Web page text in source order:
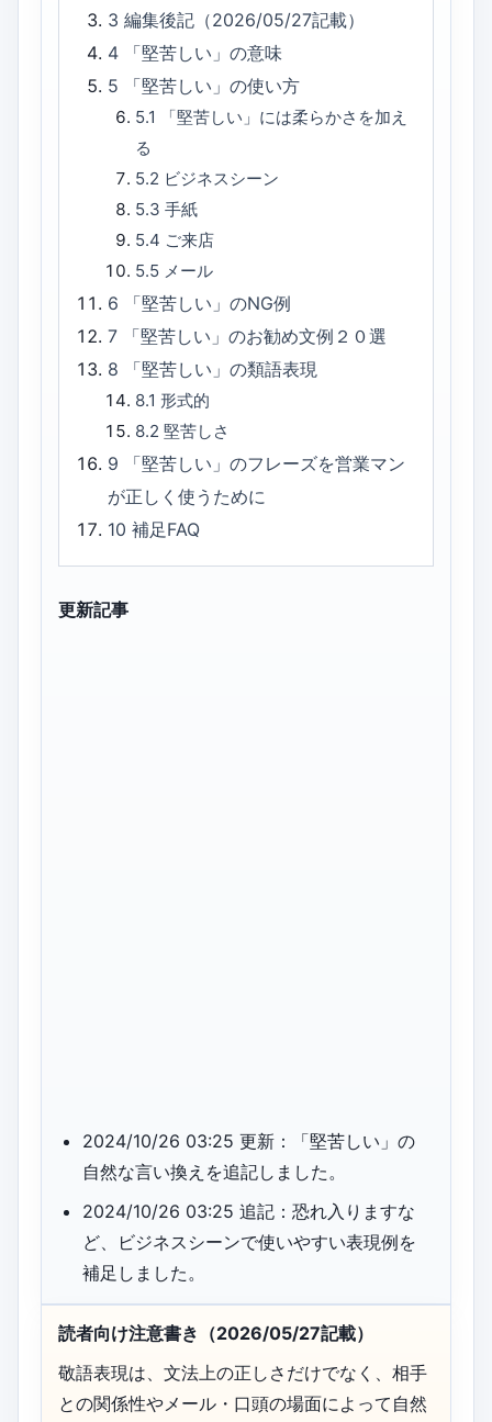
3編集後記（2026/05/27記載）
4
「堅苦しい」の意味
5
「堅苦しい」の使い方
5.1
「堅苦しい」には柔らかさを加え
る
5.2 ビジネスシーン
5.3 手紙
5.4 ご来店
5.5 メール
6
「堅苦しい」のNG例
7
「堅苦しい」のお勧め文例２０選
8
「堅苦しい」の類語表現
8.1 形式的
8.2 堅苦しさ
9
「堅苦しい」のフレーズを営業マン
が正しく使うために
10補足FAQ
更新記事
2024/10/26 03:25 更新：「堅苦しい」の
自然な言い換えを追記しました。
2024/10/26 03:25 追記：恐れ入りますな
ど、ビジネスシーンで使いやすい表現例を
補足しました。
読者向け注意書き（2026/05/27記載）
敬語表現は、文法上の正しさだけでなく、相手
との関係性やメール・口頭の場面によって自然